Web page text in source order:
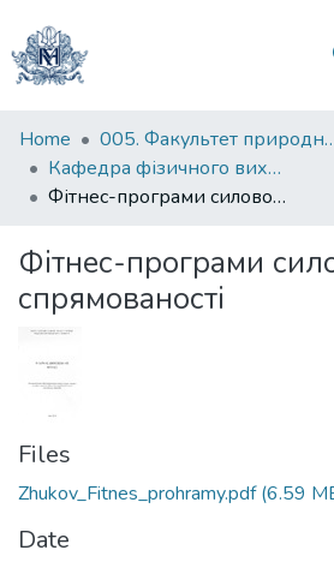
Communities
&
Collections
Statistics
Home
005. Факультет
Кафедра фізичного виховання
Фітнес-програми силової спрямованості
Фітнес-програми
спрямованості
Files
Zhukov_Fitnes_prohramy.pdf(6.59
Date